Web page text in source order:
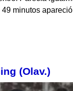
minutos
(Olav.)